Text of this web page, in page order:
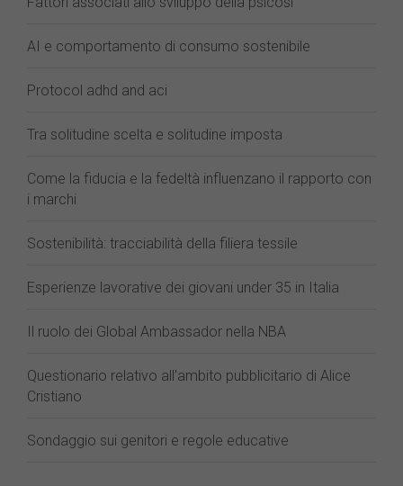
AI e comportamento di consumo sostenibile
Protocol adhd and aci
Tra solitudine scelta e solitudine imposta
Come la fiducia e la fedeltà influenzano il rapporto con
i marchi
Sostenibilità: tracciabilità della filiera tessile
Esperienze lavorative dei giovani under 35 in Italia
Il ruolo dei Global Ambassador nella NBA
Questionario relativo all'ambito pubblicitario di Alice
Cristiano
Sondaggio sui genitori e regole educative